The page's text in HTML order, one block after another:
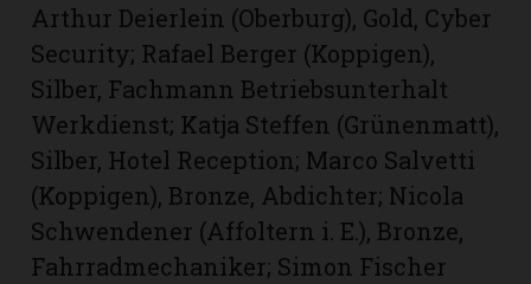
Arthur Deierlein (Oberburg), Gold, Cyber
Security; Rafael Berger (Koppigen),
Silber, Fachmann Betriebsunterhalt
Werkdienst; Katja Steffen (Grünenmatt),
Silber, Hotel Reception; Marco Salvetti
(Koppigen), Bronze, Abdichter; Nicola
Schwendener (Affoltern i. E.), Bronze,
Fahrradmechaniker; Simon Fischer